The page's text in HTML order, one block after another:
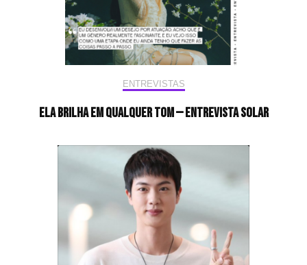
ENTREVISTAS
Ela brilha em qualquer tom — Entrevista Solar